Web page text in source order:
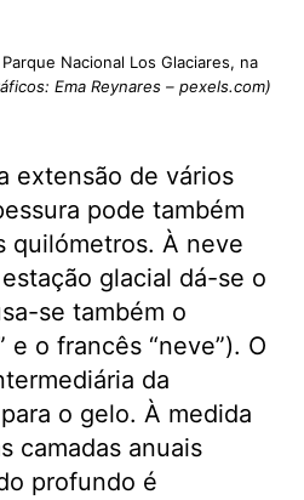
Nacional Los Glaciares, na
Ema Reynares – pexels.com)
extensão de vários
pode também
quilómetros. À neve
glacial dá-se o
se também o
e o francês “neve”). O
da
o gelo. À medida
camadas anuais
profundo é